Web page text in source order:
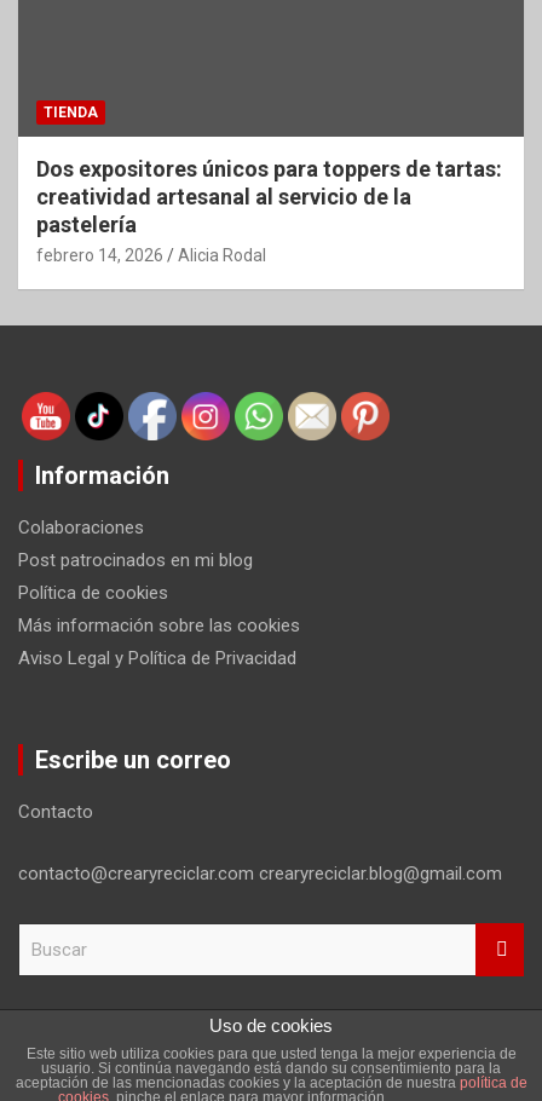
TIENDA
Dos expositores únicos para toppers de tartas:
creatividad artesanal al servicio de la
pastelería
febrero 14, 2026 Alicia Rodal
Información
Colaboraciones
Post patrocinados en mi blog
Política de cookies
Más información sobre las cookies
Aviso Legal y Política de Privacidad
Escribe un correo
Contacto
contacto@crearyreciclar.com crearyreciclar.blog@gmail.com
c
Copyright ©2026
Aviso Legal y Política de Privacidad
Uso de cookies
Este sitio web utiliza cookies para que usted tenga la mejor experiencia de
usuario. Si continúa navegando está dando su consentimiento para la
aceptación de las mencionadas cookies y la aceptación de nuestra política de
cookies , pinche el enlace para mayor información.